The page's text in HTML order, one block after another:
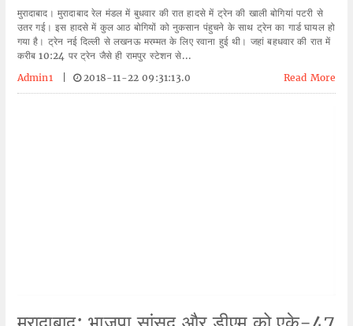
मुरादाबाद। मुरादाबाद रेल मंडल में बुधवार की रात हादसे में ट्रेन की खाली बोगियां पटरी से
उतर गई। इस हादसे में कुल आठ बोगियों को नुकसान पंहुचने के साथ ट्रेन का गार्ड घायल हो
गया है। ट्रेन नई दिल्ली से लखनऊ मरम्मत के लिए रवाना हुई थी। जहां बहधवार की रात में
करीब 10:24 पर ट्रेन जैसे ही रामपुर स्टेशन से...
Admin1
2018-11-22 09:31:13.0 Read More